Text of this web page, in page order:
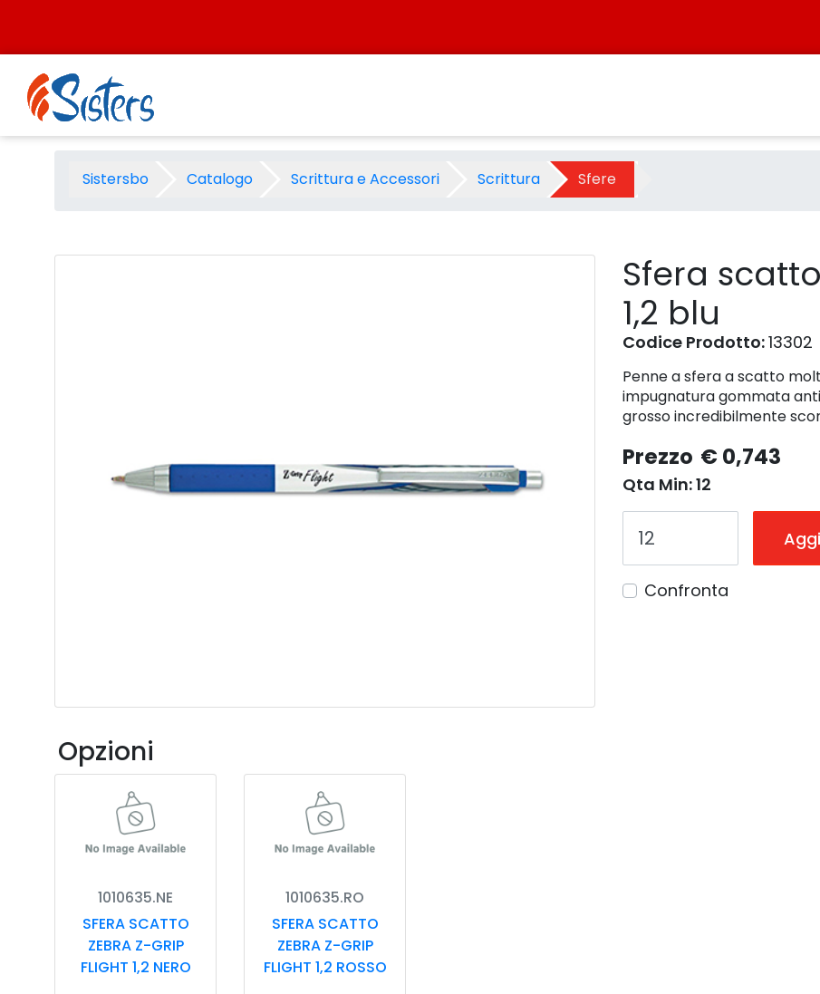
Sfera scatto Zebra z-grip flight 1,2 blu - Prodotto -
Sistersbo Catalogo Scrittura e Accessori Scrittura Sfere
Sfera
1,2 blu
Codice Prodotto:13302
Penne a sfera a scatto
impugnatura gommata
grosso incredibilmente
Prezzo € 0,743
Qta Min: 12
Confronta
Opzioni
1010635.NE
SFERA SCATTO
ZEBRA Z-GRIP
FLIGHT 1,2 NERO
1010635.RO
SFERA SCATTO
ZEBRA Z-GRIP
FLIGHT 1,2 ROSSO